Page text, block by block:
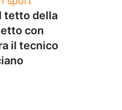
tetto della
con
il tecnico